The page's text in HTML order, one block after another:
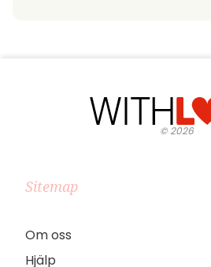
©2026
Sitemap
Om oss
Hjälp